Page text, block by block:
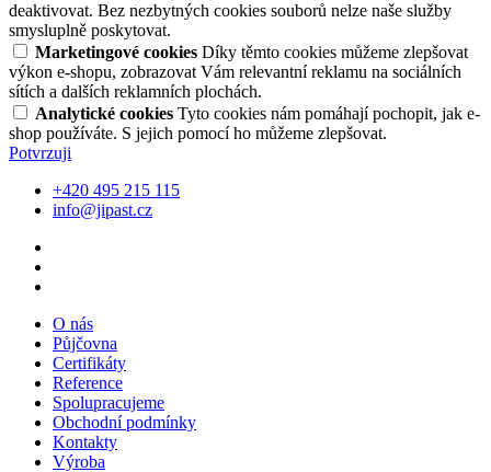
deaktivovat. Bez nezbytných cookies souborů nelze naše služby
smysluplně poskytovat.
Marketingové cookies Díky těmto cookies můžeme zlepšovat
výkon e-shopu, zobrazovat Vám relevantní reklamu na sociálních
sítích a dalších reklamních plochách.
Analytické cookies Tyto cookies nám pomáhají pochopit, jak e-
shop používáte. S jejich pomocí ho můžeme zlepšovat.
Potvrzuji
+420 495 215 115
info@jipast.cz
O nás
Půjčovna
Certifikáty
Reference
Spolupracujeme
Obchodní podmínky
Kontakty
Výroba